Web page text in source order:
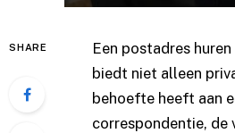
SHARE Een postadres huren
biedt niet alleen
behoefte heeft aan
correspondentie,